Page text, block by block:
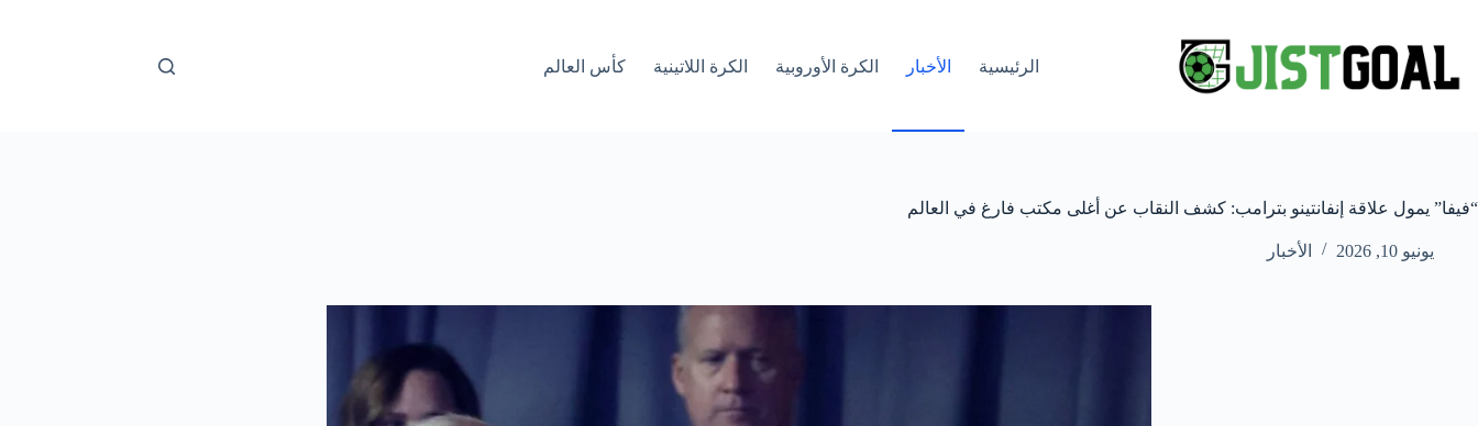
المحتوى
الرئيسية الأخبار الكرة الأوروبية الكرة اللاتينية كأس العالم
“فيفا” يمول علاقة إنفانتينو بترامب: كشف النقاب عن أغلى مكتب فارغ في العالم
يونيو 10, 2026 الأخبار